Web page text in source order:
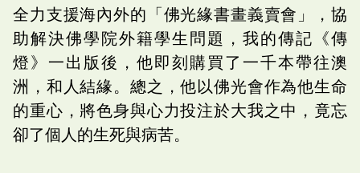
全力支援海內外的「佛光緣書畫義賣會」，協
助解決佛學院外籍學生問題，我的傳記《傳
燈》一出版後，他即刻購買了一千本帶往澳
洲，和人結緣。總之，他以佛光會作為他生命
的重心，將色身與心力投注於大我之中，竟忘
卻了個人的生死與病苦。